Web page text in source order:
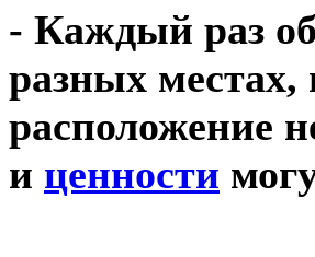
- Каждый раз
разных местах,
расположение
и ценности